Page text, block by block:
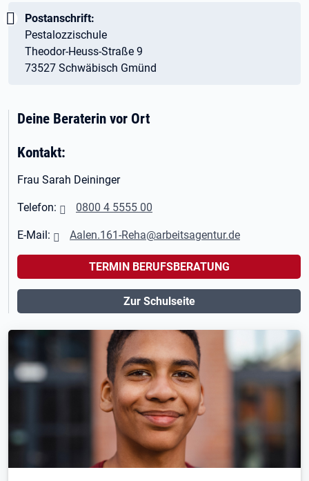
Wichtig:
Postanschrift:
Pestalozzischule
Theodor-Heuss-Straße 9
73527 Schwäbisch Gmünd
Deine Beraterin vor Ort
Kontakt:
Frau Sarah Deininger
Telefon: 0800 4 5555 00
E-Mail: Aalen.161-Reha@arbeitsagentur.de
TERMIN BERUFSBERATUNG
Zur Schulseite